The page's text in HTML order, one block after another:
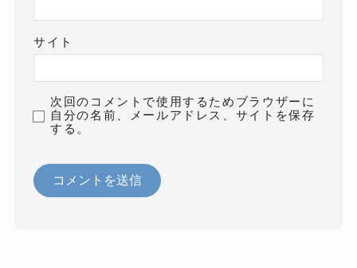
サイト
次回のコメントで使用するためブラウザーに
自分の名前、メールアドレス、サイトを保存
する。